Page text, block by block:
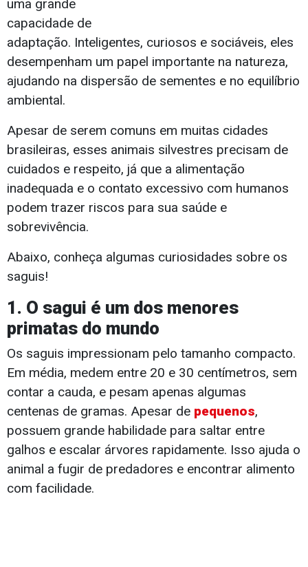
uma grande
capacidade de
adaptação. Inteligentes, curiosos e sociáveis, eles
desempenham um papel importante na natureza,
ajudando na dispersão de sementes e no equilíbrio
ambiental.
Apesar de serem comuns em muitas cidades
brasileiras, esses animais silvestres precisam de
cuidados e respeito, já que a alimentação
inadequada e o contato excessivo com humanos
podem trazer riscos para sua saúde e
sobrevivência.
Abaixo, conheça algumas curiosidades sobre os
saguis!
1. O sagui é um dos menores
primatas do mundo
Os saguis impressionam pelo tamanho compacto.
Em média, medem entre 20 e 30 centímetros, sem
contar a cauda, e pesam apenas algumas
centenas de gramas. Apesar de pequenos,
possuem grande habilidade para saltar entre
galhos e escalar árvores rapidamente. Isso ajuda o
animal a fugir de predadores e encontrar alimento
com facilidade.